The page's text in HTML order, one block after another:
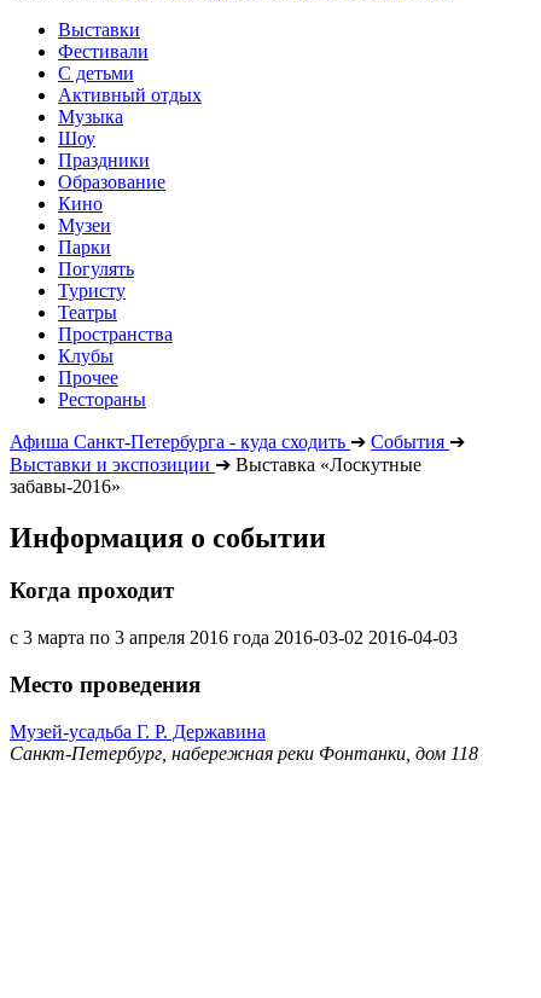
Выставки
Фестивали
С детьми
Активный отдых
Музыка
Шоу
Праздники
Образование
Кино
Музеи
Парки
Погулять
Туристу
Театры
Пространства
Клубы
Прочее
Рестораны
Афиша Санкт-Петербурга - куда сходить ➔ События ➔
Выставки и экспозиции ➔ Выставка «Лоскутные
забавы-2016»
Информация о событии
Когда проходит
с 3 марта по 3 апреля 2016 года 2016-03-02 2016-04-03
Место проведения
Музей-усадьба Г. Р. Державина
Санкт-Петербург, набережная реки Фонтанки, дом 118